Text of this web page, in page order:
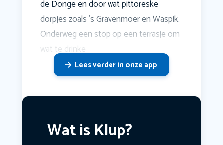
de Donge en door wat pittoreske
dorpjes zoals 's Gravenmoer en Waspik.
Onderweg een stop op een terrasje om
wat te drinke
Lees verder in onze app
Wat is Klup?